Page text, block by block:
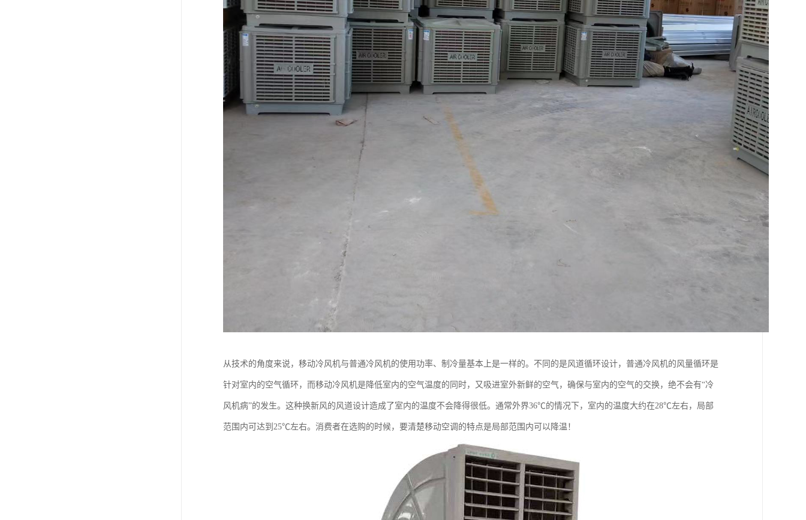
从技术的角度来说，移动冷风机与普通冷风机的使用功率、制冷量基本上是一样的。不同的是风道循环设计，普通冷风机的风量循环是
针对室内的空气循环，而移动冷风机是降低室内的空气温度的同时，又吸进室外新鲜的空气，确保与室内的空气的交换，绝不会有“冷
风机病”的发生。这种换新风的风道设计造成了室内的温度不会降得很低。通常外界36℃的情况下，室内的温度大约在28℃左右，局部
范围内可达到25℃左右。消费者在选购的时候，要清楚移动空调的特点是局部范围内可以降温！